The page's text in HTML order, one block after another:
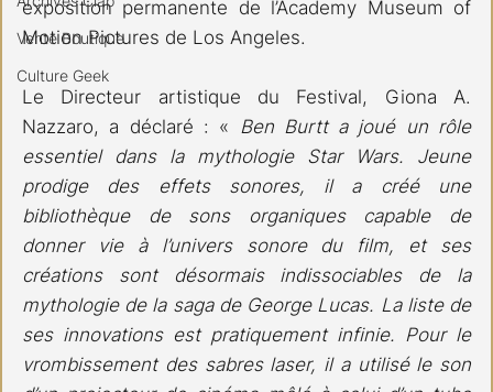
Vente Boutique
Culture Geek
exposition permanente de l’Academy Museum of
Motion Pictures de Los Angeles.
Le Directeur artistique du Festival, Giona A.
Nazzaro, a déclaré : « Ben Burtt a joué un rôle
essentiel dans la mythologie Star Wars. Jeune
prodige des effets sonores, il a créé une
bibliothèque de sons organiques capable de
donner vie à l’univers sonore du film, et ses
créations sont désormais indissociables de la
mythologie de la saga de George Lucas. La liste de
ses innovations est pratiquement infinie. Pour le
vrombissement des sabres laser, il a utilisé le son